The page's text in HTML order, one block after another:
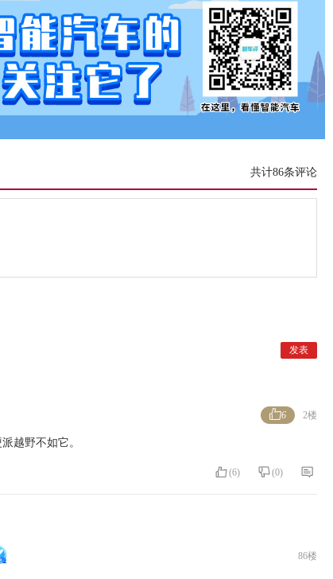
共计86条评论
2楼
6
越野不如它。
(6) (0)
86楼